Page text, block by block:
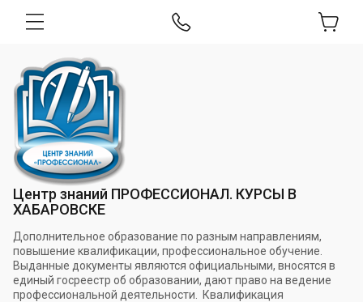
Центр знаний ПРОФЕССИОНАЛ. КУРСЫ В
ХАБАРОВСКЕ
Дополнительное образование по разным направлениям,
повышение квалификации, профессиональное обучение.
Выданные документы являются официальными, вносятся в
единый госреестр об образовании, дают право на ведение
профессиональной деятельности. Квалификация